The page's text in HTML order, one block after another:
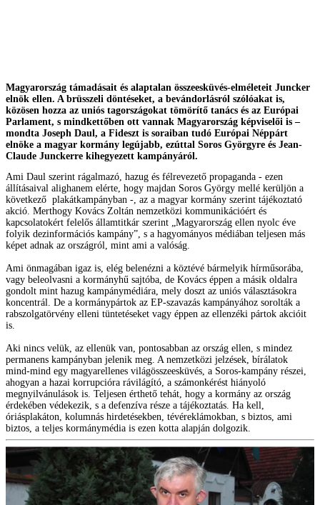
Magyarország támadásait és alaptalan összeesküvés-elméleteit Juncker
elnök ellen. A brüsszeli döntéseket, a bevándorlásról szólóakat is,
közösen hozza az uniós tagországokat tömörítő tanács és az Európai
Parlament, s mindkettőben ott vannak Magyarország képviselői is –
mondta Joseph Daul, a Fideszt is soraiban tudó Európai Néppárt
elnöke a magyar kormány legújabb, ezúttal Soros Györgyre és Jean-
Claude Junckerre kihegyezett kampányáról.
Ami Daul szerint rágalmazó, hazug és félrevezető propaganda - ezen
állításaival alighanem elérte, hogy majdan Soros György mellé kerüljön a
következő plakátkampányban -, az a magyar kormány szerint tájékoztató
akció. Merthogy Kovács Zoltán nemzetközi kommunikációért és
kapcsolatokért felelős államtitkár szerint „Magyarország ellen nyolc éve
folyik dezinformációs kampány”, s a hagyományos médiában teljesen más
képet adnak az országról, mint ami a valóság.
Ami önmagában igaz is, elég belenézni a köztévé bármelyik hírműsorába,
vagy beleolvasni a kormányhű sajtóba, de Kovács éppen a másik oldalra
gondolt mint hazug kampánymédiára, mely doszt az uniós választásokra
koncentrál. De a kormánypártok az EP-szavazás kampányához sorolták a
rabszolgatörvény elleni tüntetéseket vagy éppen az ellenzéki pártok akcióit
is.
Aki nincs velük, az ellenük van, pontosabban az ország ellen, s mindez
permanens kampányban jelenik meg. A nemzetközi jelzések, bírálatok
mind-mind egy magyarellenes világösszeesküvés, a Soros-kampány részei,
ahogyan a hazai korrupcióra rávilágító, a számonkérést hiányoló
megnyilvánulások is. Teljesen érthető tehát, hogy a kormány az ország
érdekében védekezik, s a defenzíva része a tájékoztatás. Ha kell,
óriásplakáton, kolumnás hirdetésekben, tévéreklámokban, s biztos, ami
biztos, a teljes kormánymédia is ezen kotta alapján dolgozik.